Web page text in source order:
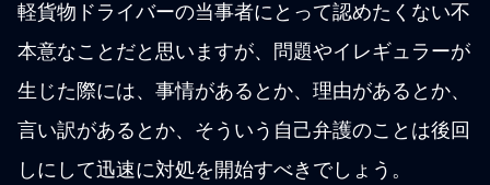
軽貨物ドライバーの当事者にとって認めたくない不
本意なことだと思いますが、問題やイレギュラーが
生じた際には、事情があるとか、理由があるとか、
言い訳があるとか、そういう自己弁護のことは後回
しにして迅速に対処を開始すべきでしょう。